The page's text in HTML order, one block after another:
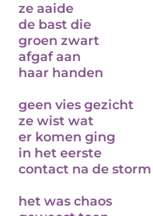
ze aaide
de bast die
groen zwart
afgaf aan
haar handen
geen vies gezicht
ze wist wat
er komen ging
in het eerste
contact na de storm
het was chaos